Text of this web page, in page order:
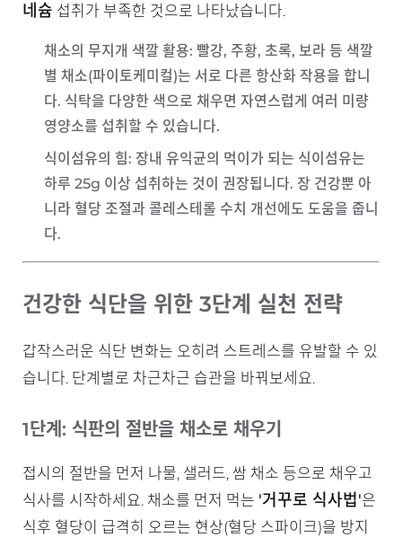
네슘 섭취가 부족한 것으로 나타났습니다.
채소의 무지개 색깔 활용: 빨강, 주황, 초록, 보라 등 색깔
별 채소(파이토케미컬)는 서로 다른 항산화 작용을 합니
다. 식탁을 다양한 색으로 채우면 자연스럽게 여러 미량
영양소를 섭취할 수 있습니다.
식이섬유의 힘: 장내 유익균의 먹이가 되는 식이섬유는
하루 25g 이상 섭취하는 것이 권장됩니다. 장 건강뿐 아
니라 혈당 조절과 콜레스테롤 수치 개선에도 도움을 줍니
다.
건강한 식단을 위한 3단계 실천 전략
갑작스러운 식단 변화는 오히려 스트레스를 유발할 수 있
습니다. 단계별로 차근차근 습관을 바꿔보세요.
1단계: 식판의 절반을 채소로 채우기
접시의 절반을 먼저 나물, 샐러드, 쌈 채소 등으로 채우고
식사를 시작하세요. 채소를 먼저 먹는 '거꾸로 식사법'은
식후 혈당이 급격히 오르는 현상(혈당 스파이크)을 방지